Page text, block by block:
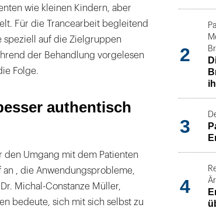
wie kleinen Kindern, aber
Für die Trancearbeit begleitend
auf die Zielgruppen
der Behandlung vorgelesen
Folge.
authentisch
den Umgang mit dem Patienten
, die Anwendungsprobleme,
Michal-Constanze Müller,
bedeute, sich mit sich selbst zu
2
3
4